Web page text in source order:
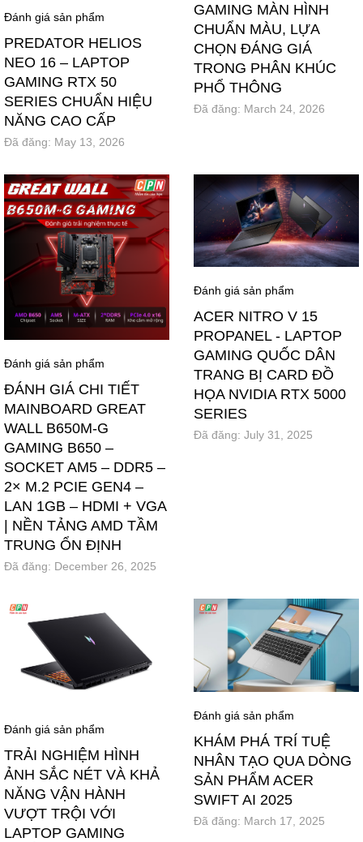
Đánh giá sản phẩm
PREDATOR HELIOS
NEO 16 – LAPTOP
GAMING RTX 50
SERIES CHUẨN HIỆU
NĂNG CAO CẤP
Đã đăng: May 13, 2026
GAMING MÀN HÌNH
CHUẨN MÀU, LỰA
CHỌN ĐÁNG GIÁ
TRONG PHÂN KHÚC
PHỔ THÔNG
Đã đăng: March 24, 2026
Đánh giá sản phẩm
ĐÁNH GIÁ CHI TIẾT
MAINBOARD GREAT
WALL B650M-G
GAMING B650 –
SOCKET AM5 – DDR5 –
2× M.2 PCIE GEN4 –
LAN 1GB – HDMI + VGA
| NỀN TẢNG AMD TẦM
TRUNG ỔN ĐỊNH
Đã đăng: December 26, 2025
Đánh giá sản phẩm
ACER NITRO V 15
PROPANEL - LAPTOP
GAMING QUỐC DÂN
TRANG BỊ CARD ĐỒ
HỌA NVIDIA RTX 5000
SERIES
Đã đăng: July 31, 2025
Đánh giá sản phẩm
TRẢI NGHIỆM HÌNH
ẢNH SẮC NÉT VÀ KHẢ
NĂNG VẬN HÀNH
VƯỢT TRỘI VỚI
LAPTOP GAMING
Đánh giá sản phẩm
KHÁM PHÁ TRÍ TUỆ
NHÂN TẠO QUA DÒNG
SẢN PHẨM ACER
SWIFT AI 2025
Đã đăng: March 17, 2025